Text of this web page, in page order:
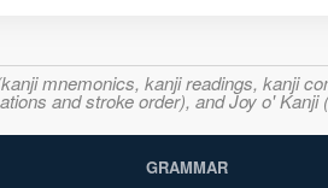
mnemonics, kanji readings, kanji
and stroke order), and Joy o'
GRAMMAR